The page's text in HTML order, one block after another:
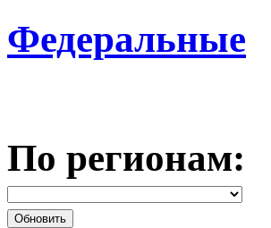
Федеральные
По регионам: